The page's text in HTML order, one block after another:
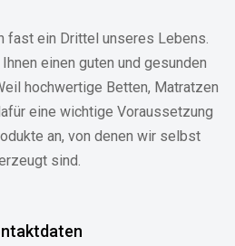
fast ein Drittel unseres Lebens.
einen guten und gesunden
hochwertige Betten, Matratzen
eine wichtige Voraussetzung
an, von denen wir selbst
sind.